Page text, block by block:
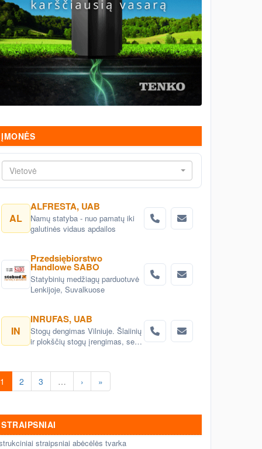
ĮMONĖS
Vietovė
AL
ALFRESTA, UAB
Namų statyba - nuo pamatų iki
galutinės vidaus apdailos
Przedsiębiorstwo
Handlowe SABO
Statybinių medžiagų parduotuvė
Lenkijoje, Suvalkuose
IN
INRUFAS, UAB
Stogų dengimas Vilniuje. Šlaiinių
ir plokščių stogų įrengimas, seno
montavimas Vilnius. stogo
skardinimas Vilniuje. Stogų
remonto darbai, stogo renovacija
1 2 3 … › »
STRAIPSNIAI
straipsniai abėcėlės tvarka